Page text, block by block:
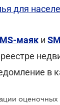
для
маяк и
в